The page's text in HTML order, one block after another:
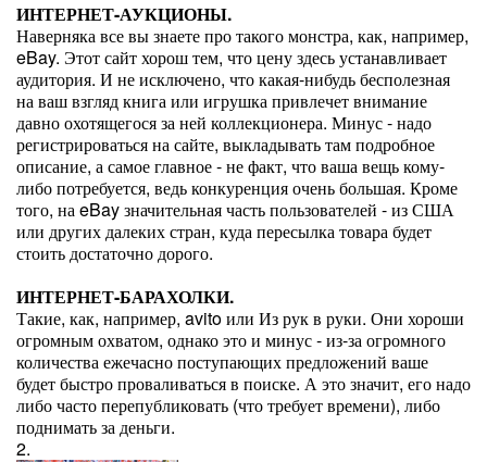
ИНТЕРНЕТ-АУКЦИОНЫ.
Наверняка все вы знаете про такого монстра, как, например,
eBay. Этот сайт хорош тем, что цену здесь устанавливает
аудитория. И не исключено, что какая-нибудь бесполезная
на ваш взгляд книга или игрушка привлечет внимание
давно охотящегося за ней коллекционера. Минус - надо
регистрироваться на сайте, выкладывать там подробное
описание, а самое главное - не факт, что ваша вещь кому-
либо потребуется, ведь конкуренция очень большая. Кроме
того, на eBay значительная часть пользователей - из США
или других далеких стран, куда пересылка товара будет
стоить достаточно дорого.
ИНТЕРНЕТ-БАРАХОЛКИ.
Такие, как, например, avito или Из рук в руки. Они хороши
огромным охватом, однако это и минус - из-за огромного
количества ежечасно поступающих предложений ваше
будет быстро проваливаться в поиске. А это значит, его надо
либо часто перепубликовать (что требует времени), либо
поднимать за деньги.
2.